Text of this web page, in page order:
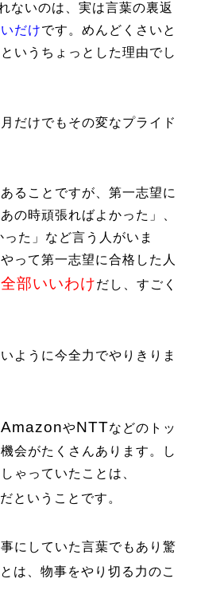
ないのは、実は言葉の裏返
だけです。めんどくさいと
いうちょっとした理由でし
だけでもその変なプライド
ることですが、第一志望に
の時頑張ればよかった」、
た」など言う人がいま
って第一志望に合格した人
全部いいわけだし、すごく
ように今全力でやりきりま
AmazonやNTTなどのトッ
会がたくさんあります。し
ゃっていたことは、
ということです。
にしていた言葉でもあり驚
とは、物事をやり切る力のこ